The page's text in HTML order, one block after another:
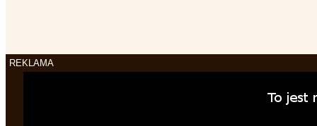
REKLAMA